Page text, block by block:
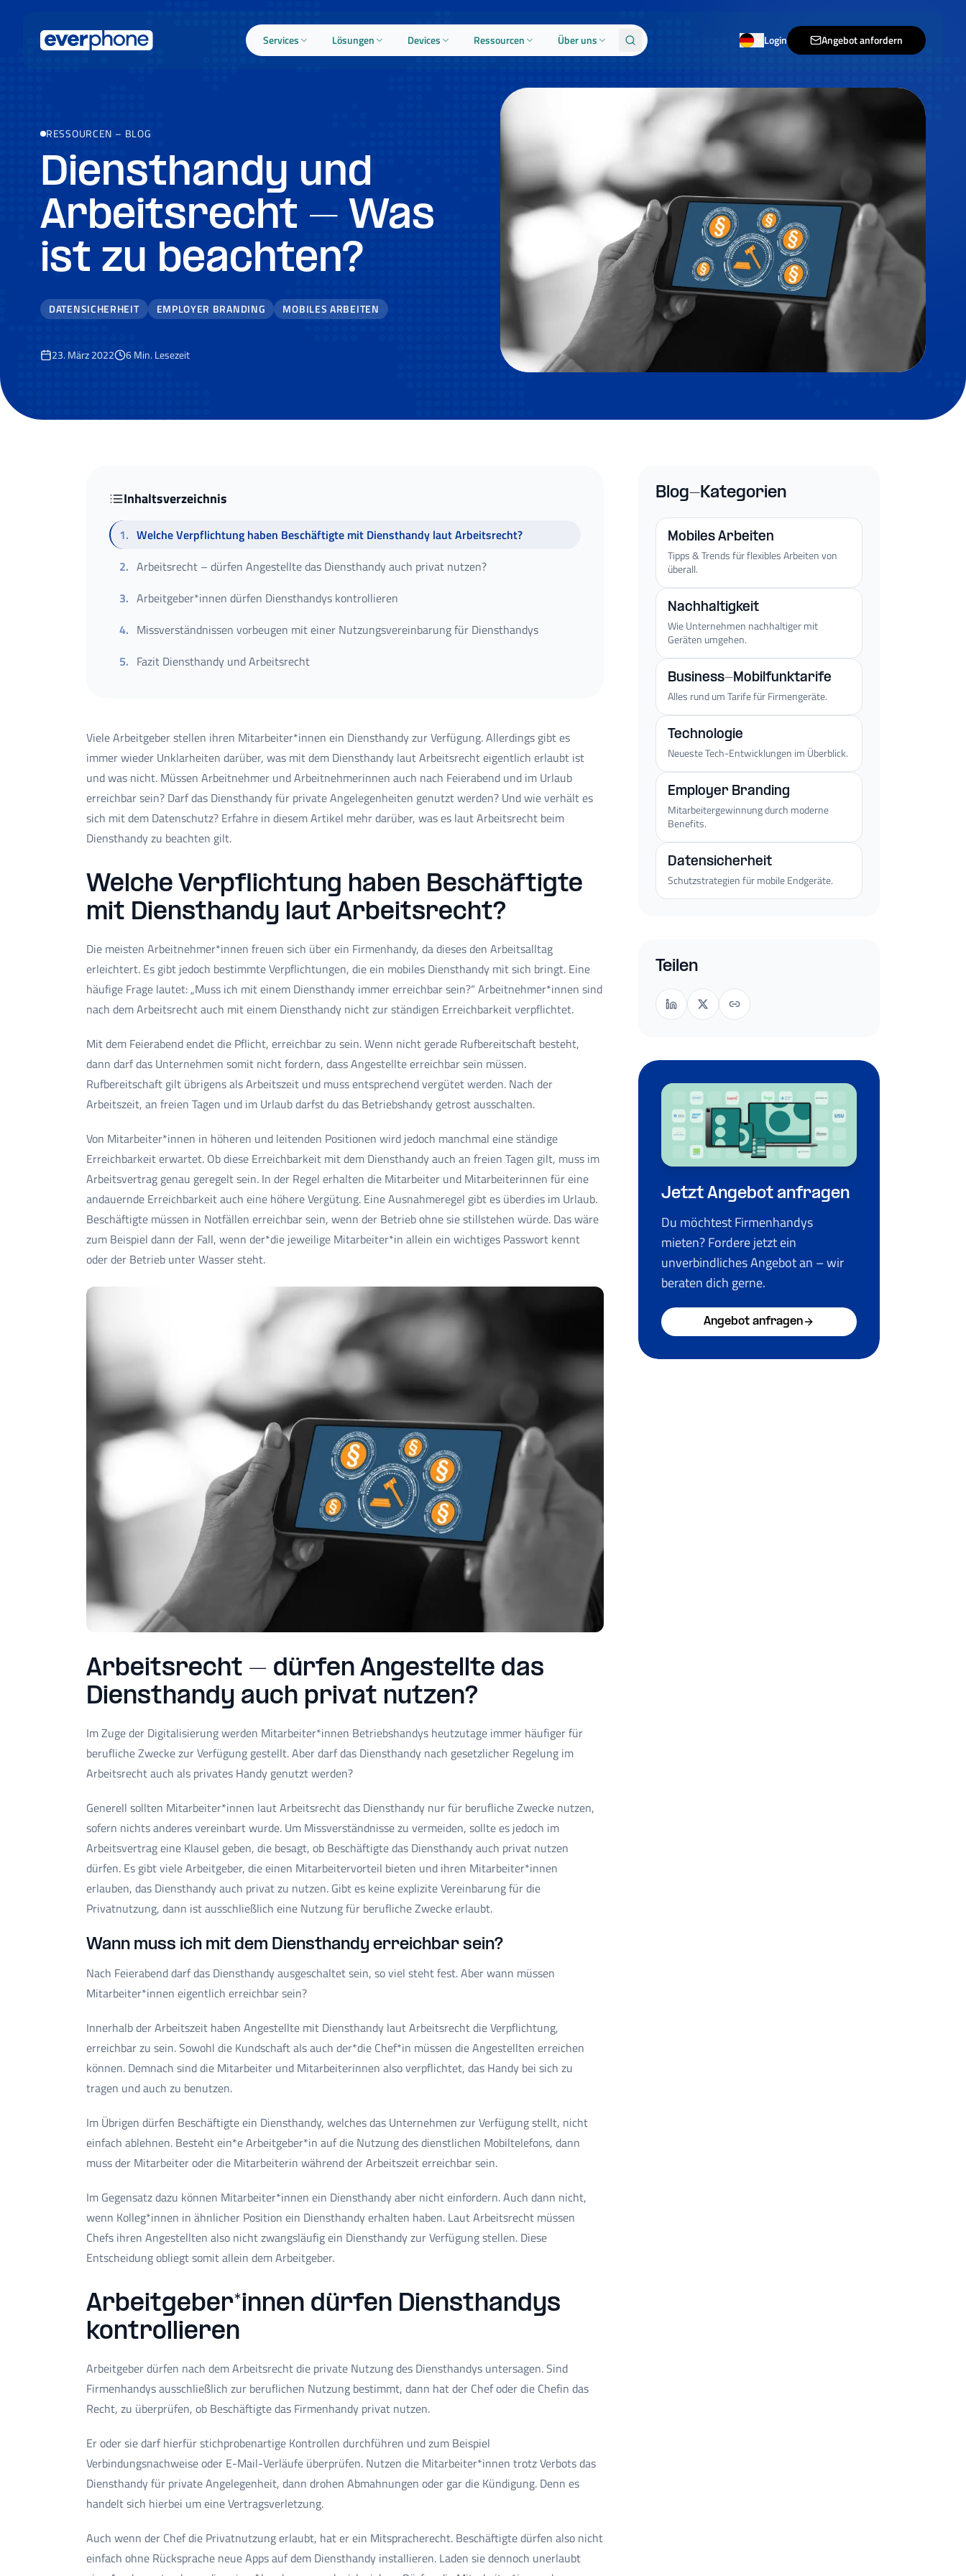
Services Lösungen Devices Ressourcen Über uns Login Angebot anfordern
RESSOURCEN – BLOG
Diensthandy und
Arbeitsrecht – Was
ist zu beachten?
DATENSICHERHEIT EMPLOYER BRANDING MOBILES ARBEITEN
23. März 2022 6Min. Lesezeit
Inhaltsverzeichnis
1. Welche Verpflichtung haben Beschäftigte mit Diensthandy laut Arbeitsrecht?
2. Arbeitsrecht – dürfen Angestellte das Diensthandy auch privat nutzen?
3. Arbeitgeber*innen dürfen Diensthandys kontrollieren
4. Missverständnissen vorbeugen mit einer Nutzungsvereinbarung für Diensthandys
5. Fazit Diensthandy und Arbeitsrecht
Viele Arbeitgeber stellen ihren Mitarbeiter*innen ein Diensthandy zur Verfügung. Allerdings gibt es
immer wieder Unklarheiten darüber, was mit dem Diensthandy laut Arbeitsrecht eigentlich erlaubt ist
und was nicht. Müssen Arbeitnehmer und Arbeitnehmerinnen auch nach Feierabend und im Urlaub
erreichbar sein? Darf das Diensthandy für private Angelegenheiten genutzt werden? Und wie verhält es
sich mit dem Datenschutz? Erfahre in diesem Artikel mehr darüber, was es laut Arbeitsrecht beim
Diensthandy zu beachten gilt.
Welche Verpflichtung haben Beschäftigte
mit Diensthandy laut Arbeitsrecht?
Die meisten Arbeitnehmer*innen freuen sich über ein Firmenhandy, da dieses den Arbeitsalltag
erleichtert. Es gibt jedoch bestimmte Verpflichtungen, die ein mobiles Diensthandy mit sich bringt. Eine
häufige Frage lautet: „Muss ich mit einem Diensthandy immer erreichbar sein?“ Arbeitnehmer*innen sind
nach dem Arbeitsrecht auch mit einem Diensthandy nicht zur ständigen Erreichbarkeit verpflichtet.
Mit dem Feierabend endet die Pflicht, erreichbar zu sein. Wenn nicht gerade Rufbereitschaft besteht,
dann darf das Unternehmen somit nicht fordern, dass Angestellte erreichbar sein müssen.
Rufbereitschaft gilt übrigens als Arbeitszeit und muss entsprechend vergütet werden. Nach der
Arbeitszeit, an freien Tagen und im Urlaub darfst du das Betriebshandy getrost ausschalten.
Von Mitarbeiter*innen in höheren und leitenden Positionen wird jedoch manchmal eine ständige
Erreichbarkeit erwartet. Ob diese Erreichbarkeit mit dem Diensthandy auch an freien Tagen gilt, muss im
Arbeitsvertrag genau geregelt sein. In der Regel erhalten die Mitarbeiter und Mitarbeiterinnen für eine
andauernde Erreichbarkeit auch eine höhere Vergütung. Eine Ausnahmeregel gibt es überdies im Urlaub.
Beschäftigte müssen in Notfällen erreichbar sein, wenn der Betrieb ohne sie stillstehen würde. Das wäre
zum Beispiel dann der Fall, wenn der*die jeweilige Mitarbeiter*in allein ein wichtiges Passwort kennt
oder der Betrieb unter Wasser steht.
Arbeitsrecht – dürfen Angestellte das
Diensthandy auch privat nutzen?
Im Zuge der Digitalisierung werden Mitarbeiter*innen Betriebshandys heutzutage immer häufiger für
berufliche Zwecke zur Verfügung gestellt. Aber darf das Diensthandy nach gesetzlicher Regelung im
Arbeitsrecht auch als privates Handy genutzt werden?
Generell sollten Mitarbeiter*innen laut Arbeitsrecht das Diensthandy nur für berufliche Zwecke nutzen,
sofern nichts anderes vereinbart wurde. Um Missverständnisse zu vermeiden, sollte es jedoch im
Arbeitsvertrag eine Klausel geben, die besagt, ob Beschäftigte das Diensthandy auch privat nutzen
dürfen. Es gibt viele Arbeitgeber, die einen Mitarbeitervorteil bieten und ihren Mitarbeiter*innen
erlauben, das Diensthandy auch privat zu nutzen. Gibt es keine explizite Vereinbarung für die
Privatnutzung, dann ist ausschließlich eine Nutzung für berufliche Zwecke erlaubt.
Wann muss ich mit dem Diensthandy erreichbar sein?
Nach Feierabend darf das Diensthandy ausgeschaltet sein, so viel steht fest. Aber wann müssen
Mitarbeiter*innen eigentlich erreichbar sein?
Innerhalb der Arbeitszeit haben Angestellte mit Diensthandy laut Arbeitsrecht die Verpflichtung,
erreichbar zu sein. Sowohl die Kundschaft als auch der*die Chef*in müssen die Angestellten erreichen
können. Demnach sind die Mitarbeiter und Mitarbeiterinnen also verpflichtet, das Handy bei sich zu
tragen und auch zu benutzen.
Im Übrigen dürfen Beschäftigte ein Diensthandy, welches das Unternehmen zur Verfügung stellt, nicht
einfach ablehnen. Besteht ein*e Arbeitgeber*in auf die Nutzung des dienstlichen Mobiltelefons, dann
muss der Mitarbeiter oder die Mitarbeiterin während der Arbeitszeit erreichbar sein.
Im Gegensatz dazu können Mitarbeiter*innen ein Diensthandy aber nicht einfordern. Auch dann nicht,
wenn Kolleg*innen in ähnlicher Position ein Diensthandy erhalten haben. Laut Arbeitsrecht müssen
Chefs ihren Angestellten also nicht zwangsläufig ein Diensthandy zur Verfügung stellen. Diese
Entscheidung obliegt somit allein dem Arbeitgeber.
Arbeitgeber*innen dürfen Diensthandys
kontrollieren
Arbeitgeber dürfen nach dem Arbeitsrecht die private Nutzung des Diensthandys untersagen. Sind
Firmenhandys ausschließlich zur beruflichen Nutzung bestimmt, dann hat der Chef oder die Chefin das
Recht, zu überprüfen, ob Beschäftigte das Firmenhandy privat nutzen.
Er oder sie darf hierfür stichprobenartige Kontrollen durchführen und zum Beispiel
Verbindungsnachweise oder E-Mail-Verläufe überprüfen. Nutzen die Mitarbeiter*innen trotz Verbots das
Diensthandy für private Angelegenheit, dann drohen Abmahnungen oder gar die Kündigung. Denn es
handelt sich hierbei um eine Vertragsverletzung.
Auch wenn der Chef die Privatnutzung erlaubt, hat er ein Mitspracherecht. Beschäftigte dürfen also nicht
einfach ohne Rücksprache neue Apps auf dem Diensthandy installieren. Laden sie dennoch unerlaubt
Blog-Kategorien
Mobiles Arbeiten
Tipps & Trends für flexibles Arbeiten von
überall.
Nachhaltigkeit
Wie Unternehmen nachhaltiger mit
Geräten umgehen.
Business-Mobilfunktarife
Alles rund um Tarife für Firmengeräte.
Technologie
Neueste Tech-Entwicklungen im Überblick.
Employer Branding
Mitarbeitergewinnung durch moderne
Benefits.
Datensicherheit
Schutzstrategien für mobile Endgeräte.
Teilen
Jetzt Angebot anfragen
Du möchtest Firmenhandys
mieten? Fordere jetzt ein
unverbindliches Angebot an – wir
beraten dich gerne.
Angebot anfragen